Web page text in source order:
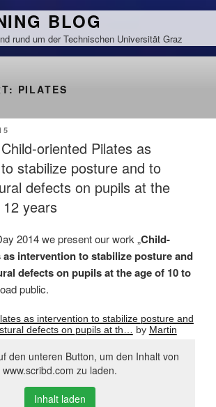
BLOG
rund um der Technischen Universität Graz
PILATES
oriented Pilates as
stabilize posture and to
defects on pupils at the
years
2014 we present our work „Child-
intervention to stabilize posture and
defects on pupils at the age of 10 to
public.
as intervention to stabilize posture and
defects on pupils at th… by Martin
den unteren Button, um den Inhalt von
www.scribd.com zu laden.
Inhalt laden